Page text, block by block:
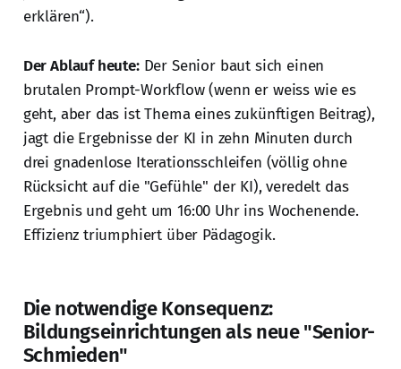
erklären“).
Der Ablauf heute:Der Senior baut sich einen
brutalen Prompt-Workflow (wenn er weiss wie es
geht, aber das ist Thema eines zukünftigen Beitrag),
jagt die Ergebnisse der KI in zehn Minuten durch
drei gnadenlose Iterationsschleifen (völlig ohne
Rücksicht auf die "Gefühle" der KI), veredelt das
Ergebnis und geht um 16:00 Uhr ins Wochenende.
Effizienz triumphiert über Pädagogik.
Die notwendige Konsequenz:
Bildungseinrichtungen als neue "Senior-
Schmieden"